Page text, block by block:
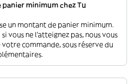
minimum chez Tu
un montant de panier minimum.
vous ne l'atteignez pas, nous vous
commande, sous réserve du